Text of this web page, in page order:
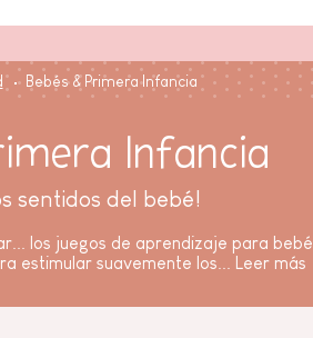
Bebés & Primera Infancia
Infancia
sentidos del bebé!
los juegos de aprendizaje para
estimular suavemente los...
Leer más